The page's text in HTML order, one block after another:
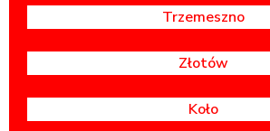
Trzemeszno
Złotów
Koło